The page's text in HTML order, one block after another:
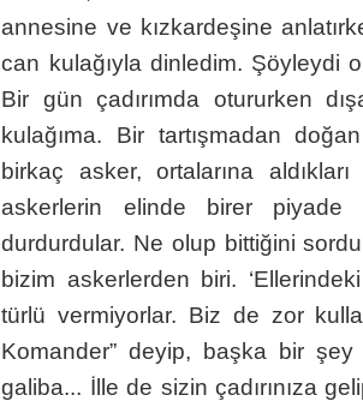
annesine ve kızkardeşine
can kulağıyla dinledim. Şöyleydi o
Bir gün çadırımda otururken
kulağıma. Bir tartışmadan
birkaç asker, ortalarına
askerlerin elinde birer piyade
durdurdular. Ne olup bittiğini
bizim askerlerden biri.
türlü vermiyorlar. Biz de zor
Komander” deyip, başka bir şey
galiba... İlle de sizin çadırınıza